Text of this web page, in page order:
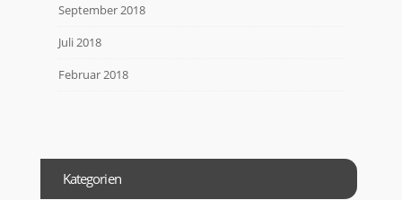
September 2018
Juli 2018
Februar 2018
Kategorien